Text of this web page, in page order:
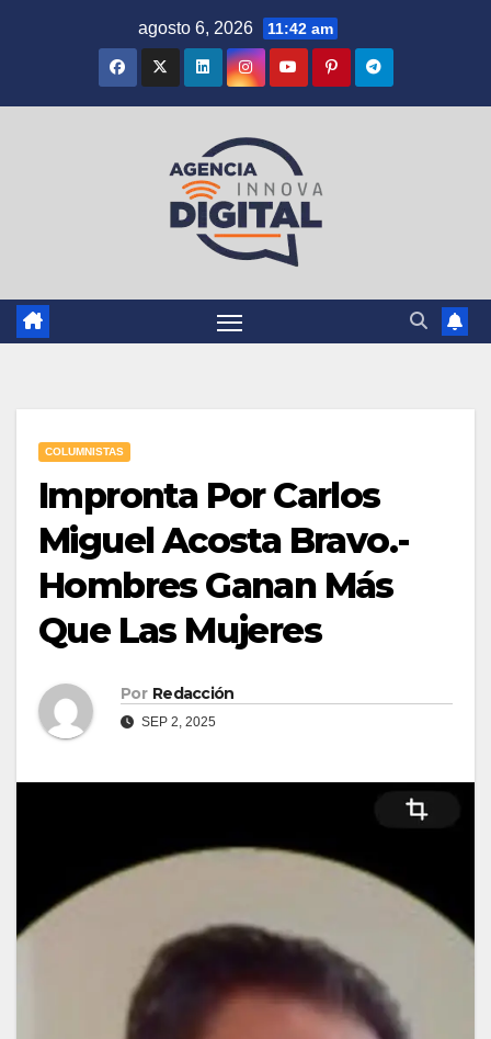
agosto 6, 2026 11:42 am
COLUMNISTAS
Impronta Por Carlos
Miguel Acosta Bravo.-
Hombres Ganan Más
Que Las Mujeres
Por Redacción
SEP 2, 2025